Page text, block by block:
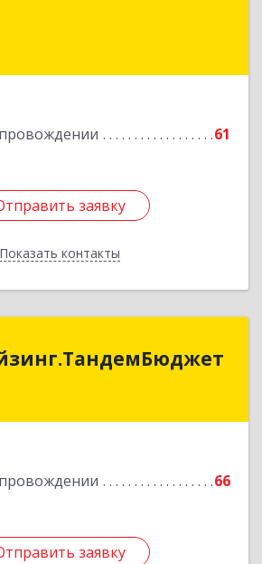
61
заявку
Показать контакты
обл, Ревда г, Азина ул,
заявку
Назад
66
заявку
заявку